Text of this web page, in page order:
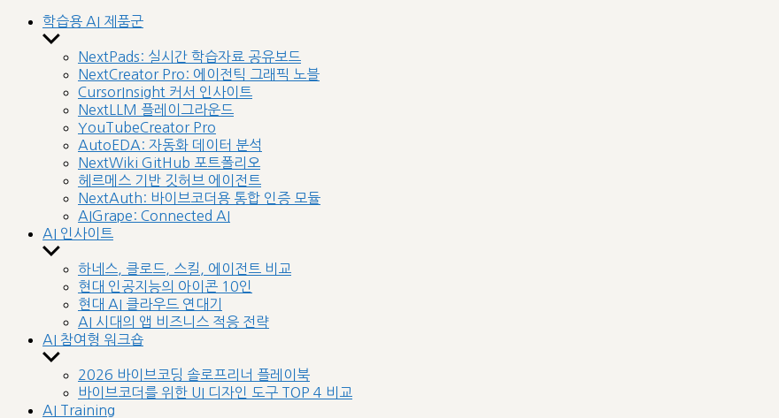
학습용 AI 제품군
Show
sub
menu
NextPads: 실시간 학습자료 공유보드
NextCreator Pro: 에이전틱 그래픽 노블
CursorInsight 커서 인사이트
NextLLM 플레이그라운드
YouTubeCreator Pro
AutoEDA: 자동화 데이터 분석
NextWiki GitHub 포트폴리오
헤르메스 기반 깃허브 에이전트
NextAuth: 바이브코더용 통합 인증 모듈
AIGrape: Connected AI
AI 인사이트
Show
sub
menu
하네스, 클로드, 스킬, 에이전트 비교
현대 인공지능의 아이콘 10인
현대 AI 클라우드 연대기
AI 시대의 앱 비즈니스 적응 전략
AI 참여형 워크숍
Show
sub
menu
2026 바이브코딩 솔로프리너 플레이북
바이브코더를 위한 UI 디자인 도구 TOP 4 비교
AI Training